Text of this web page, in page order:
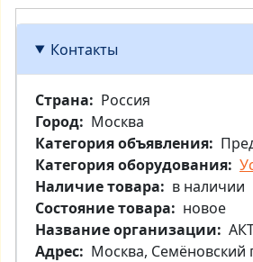
Контакты
Страна
Россия
Город
Москва
Категория объявления
Категория оборудования
Наличие товара
в наличии
Состояние товара
новое
Название организации
Aдрес
Москва, Семёновский